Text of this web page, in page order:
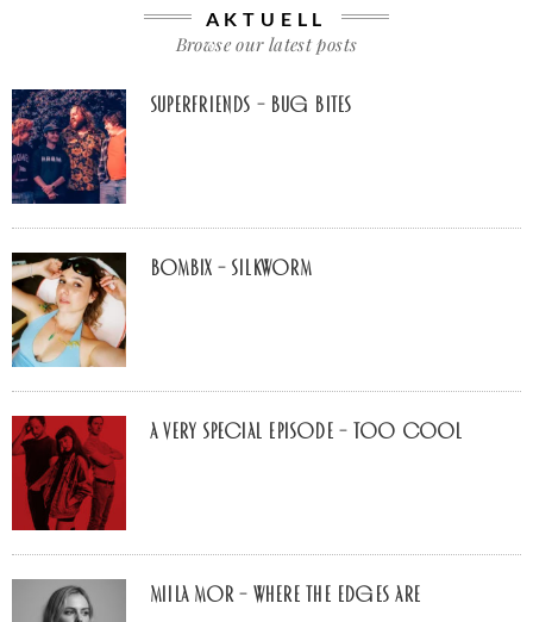
AKTUELL
Browse our latest posts
Superfriends – Bug Bites
Bombix – Silkworm
A Very Special Episode – Too Cool
Miila Mor – Where The Edges Are